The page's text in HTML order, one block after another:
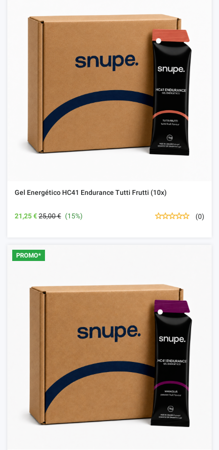
Gel Energético HC41 Endurance Tutti Frutti (10x)
21,25 €25,00 € (15%) (0)
PROMO*